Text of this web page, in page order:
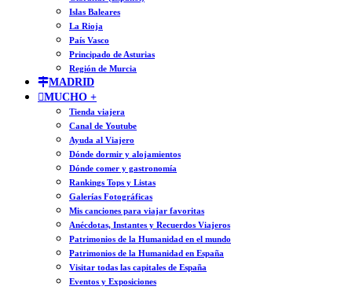
Islas Baleares
La Rioja
País Vasco
Principado de Asturias
Región de Murcia
MADRID
MUCHO +
Tienda viajera
Canal de Youtube
Ayuda al Viajero
Dónde dormir y alojamientos
Dónde comer y gastronomía
Rankings Tops y Listas
Galerías Fotográficas
Mis canciones para viajar favoritas
Anécdotas, Instantes y Recuerdos Viajeros
Patrimonios de la Humanidad en el mundo
Patrimonios de la Humanidad en España
Visitar todas las capitales de España
Eventos y Exposiciones